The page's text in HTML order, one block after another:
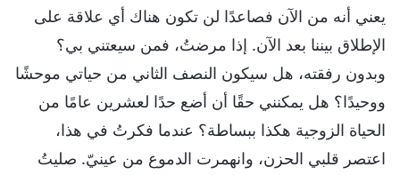
يعني أنه من الآن فصاعدًا لن تكون هناك أي علاقة على
الإطلاق بيننا بعد الآن. إذا مرضتُ، فمن سيعتني بي؟
وبدون رفقته، هل سيكون النصف الثاني من حياتي موحشًا
ووحيدًا؟ هل يمكنني حقًا أن أضع حدًا لعشرين عامًا من
الحياة الزوجية هكذا ببساطة؟ عندما فكرتُ في هذا،
اعتصر قلبي الحزن، وانهمرت الدموع من عينيّ. صليتُ